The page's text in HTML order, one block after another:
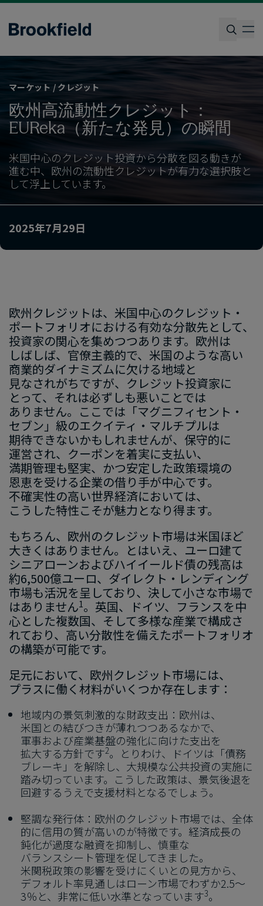
Skip
to
main
マーケット / クレジット
欧州高流動性クレジット：
EUReka​（新たな​発見）の​瞬間
米国中心の​クレジット投資から​分散を​図る​動きが​
進む中、​欧州の​流動性クレジットが​有力な​選択肢と​
して​浮上しています。
2025年7月29日
欧州クレジットは、​米国中心の​クレジット・
ポートフォリオに​おける​有効な​分散先と​して、​
投資家の​関心を​集めつつあります。​欧州は​
しばしば、​官僚主義的で、​米国のような​高い​
商業的ダイナミズムに​欠ける​地域と​
見なされがちですが、​クレジット投資家に​
とって、​それは​必ずしも​悪い​ことでは​
ありません。​ここでは​「マグニフィセント・
セブン」級の​エクイティ・マルチプルは​
期待できないかもしれませんが、​保守的に​
運営され、​クーポンを​着実に​支払い、​
満期管理も​堅実、​かつ​安定した​政策環境の​
恩恵を​受ける​企業の​借り手が​中心です。​
不確実性の​高い​世界経済に​おいては、​
こうした​特性こそが​魅力と​なり得ます。
もちろん、​欧州の​クレジット市場は​米国ほど​
大きくは​ありません。​とは​いえ、​ユーロ建て​
シニアローンおよび​ハイイールド債の​残高は​
約6,500億ユーロ、ダイレクト・レンディング
市場も活況を呈しており、決して小さな市場で
はありません1。英国、ドイツ、フランスを中
心とした複数国、そして多様な産業で構成さ
れており、高い分散性を備えたポートフォリオ
の構築が可能です。
足元に​おいて、​欧州クレジット市場には、​
プラスに​働く​材料が​いく​つか​存在します：
地域内の​景気刺激的な​財政支出：欧州は、​
米国との​結び​つきが​薄れつつ​ある​なかで、​
軍事および​産業基盤の​強化に​向けた​支出を​
拡大する​方​針です2。とりわけ、ドイツは「債務
ブレーキ」を解除し、大規模な公共投資の実施に
踏み切っています。こうした政策は、景気後退を
回避するうえで支援材料となるでしょう。
堅調な​発行体：欧州の​クレジット市場では、​全体​
的に​信用の​質が​高いのが​特徴です。​経済成長の​
鈍化が​過度な​融資を​抑制し、​慎重な​
バランスシート管理を​促してきました。​
米関税政策の​影響を​受けにくいとの​見方から、​
デフォルト率見通しは​ローン市場で​わずか2.5～
3％と、非常に低い水準となっています3。